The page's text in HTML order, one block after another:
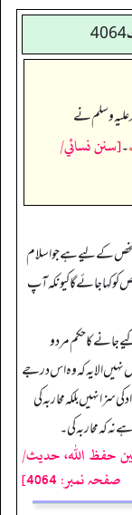
علیہ وسلم نے
۔[سنن نسائي/
کے لیے ہے جو اسلام
کہا جائے گا کیونکہ آپ
جانے کا حکم مرد و
الا یہ کہ وہ اس درجے
سزا نہیں بلکہ محاربہ کی
کہ محاربہ کی۔
حفظ اللہ، حدیث/
صفحہ نمبر: 4064]